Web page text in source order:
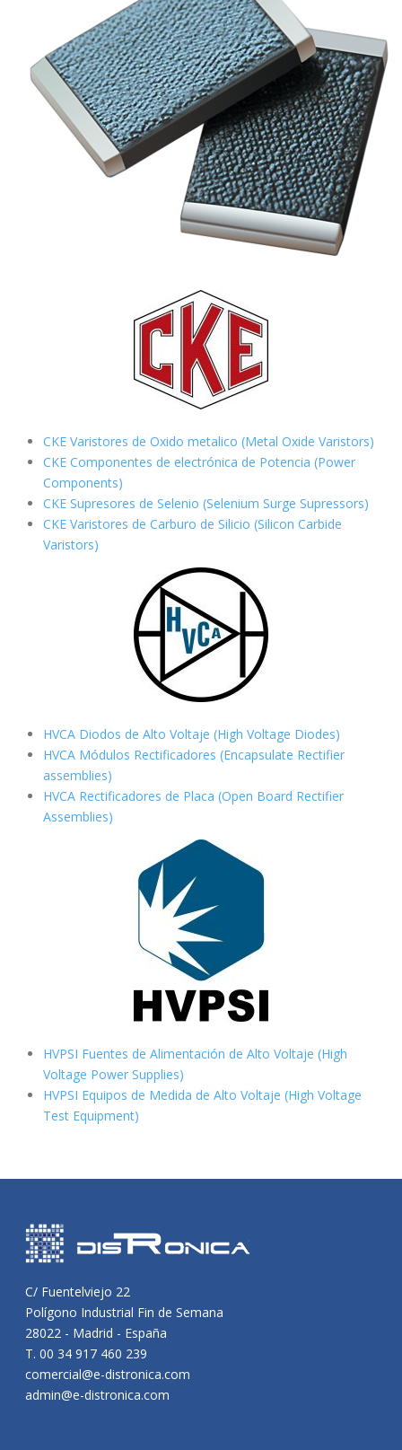
CKE Varistores de Oxido metalico (Metal Oxide Varistors)
CKE Componentes de electrónica de Potencia (Power
Components)
CKE Supresores de Selenio (Selenium Surge Supressors)
CKE Varistores de Carburo de Silicio (Silicon Carbide
Varistors)
HVCA Diodos de Alto Voltaje (High Voltage Diodes)
HVCA Módulos Rectificadores (Encapsulate Rectifier
assemblies)
HVCA Rectificadores de Placa (Open Board Rectifier
Assemblies)
HVPSI Fuentes de Alimentación de Alto Voltaje (High
Voltage Power Supplies)
HVPSI Equipos de Medida de Alto Voltaje (High Voltage
Test Equipment)
C/ Fuentelviejo 22
Polígono Industrial Fin de Semana
28022 - Madrid - España
T. 00 34 917 460 239
comercial@e-distronica.com
admin@e-distronica.com